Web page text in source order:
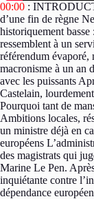
00:00 :
d’une fin de règne
historiquement
ressemblent à un
référendum
macronisme à un an
avec les puissants
Castelain,
Pourquoi tant de
Ambitions locales,
un ministre déjà en
européens
des magistrats qui
Marine Le Pen.
inquiétante contre
dépendance